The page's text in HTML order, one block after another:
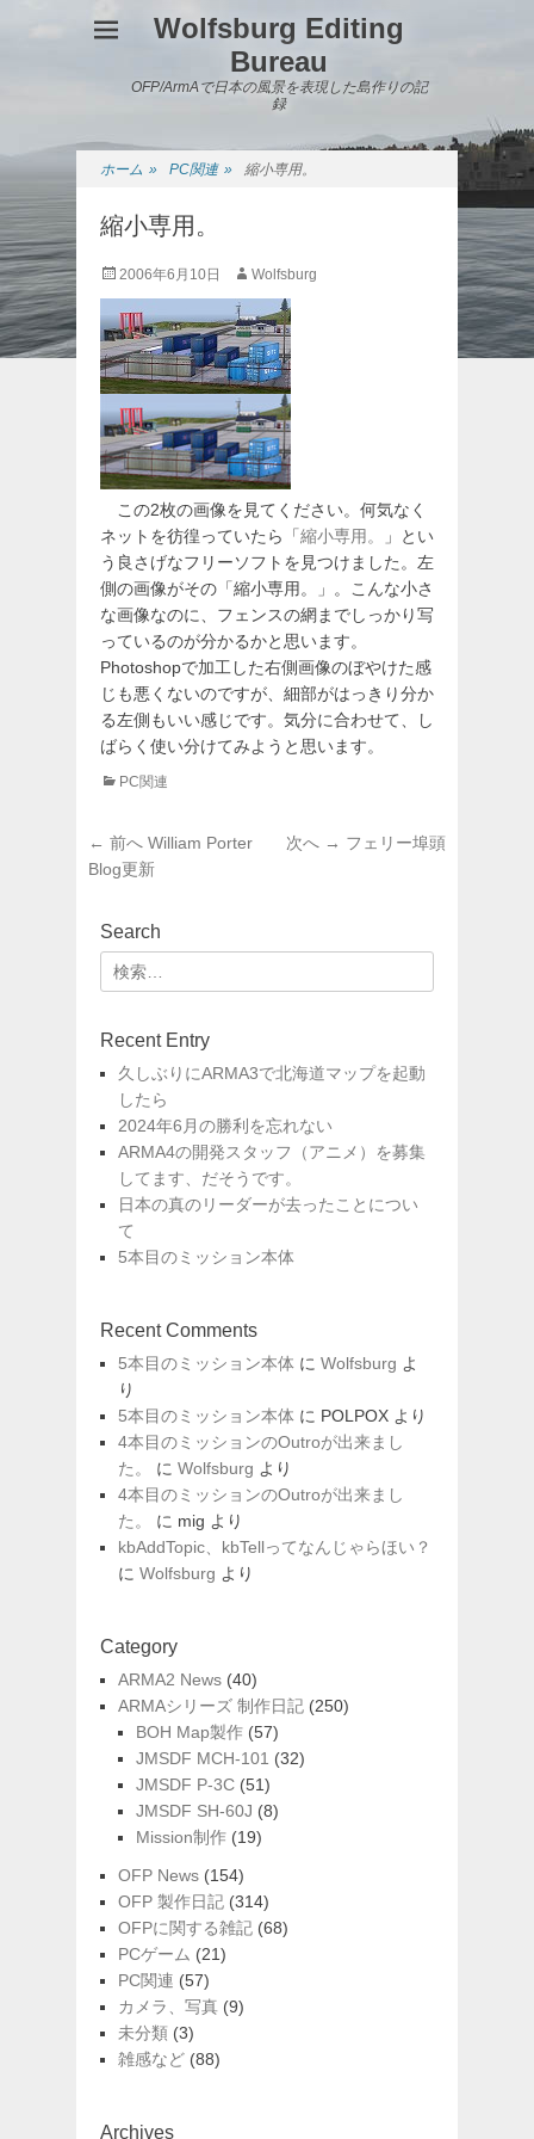
Wolfsburg Editing
Bureau
OFP/ArmAで日本の風景を表現した島作りの記
録
ホーム » PC関連 » 縮小専用。
縮小専用。
投
稿
日
2006年6月10日
投
稿
者
Wolfsburg
この2枚の画像を見てください。何気なく
ネットを彷徨っていたら「縮小専用。
」とい
う良さげなフリーソフトを見つけました。左
側の画像がその「縮小専用。」。こんな小さ
な画像なのに、フェンスの網までしっかり写
っているのが分かるかと思います。
Photoshopで加工した右側画像のぼやけた感
じも悪くないのですが、細部がはっきり分か
る左側もいい感じです。気分に合わせて、し
ばらく使い分けてみようと思います。
カ
リ
ー
PC関連
投
稿
ビ
ゲ
ー
ョ
ン
← 前へ 前
の
稿:
William Porter
Blog更新
次へ → 次
フェリー埠頭
Search
索:
Recent Entry
久しぶりにARMA3で北海道マップを起動
したら
2024年6月の勝利を忘れない
ARMA4の開発スタッフ（アニメ）を募集
してます、だそうです。
日本の真のリーダーが去ったことについ
て
5本目のミッション本体
Recent Comments
5本目のミッション本体 に Wolfsburg よ
り
5本目のミッション本体 に POLPOX より
4本目のミッションのOutroが出来まし
た。
に Wolfsburg より
4本目のミッションのOutroが出来まし
た。
に mig より
kbAddTopic、kbTellってなんじゃらほい？
に Wolfsburg より
Category
ARMA2 News (40)
ARMAシリーズ 制作日記 (250)
BOH Map製作 (57)
JMSDF MCH-101 (32)
JMSDF P-3C (51)
JMSDF SH-60J (8)
Mission制作 (19)
OFP News (154)
OFP 製作日記 (314)
OFPに関する雑記 (68)
PCゲーム (21)
PC関連 (57)
カメラ、写真 (9)
未分類 (3)
雑感など (88)
Archives